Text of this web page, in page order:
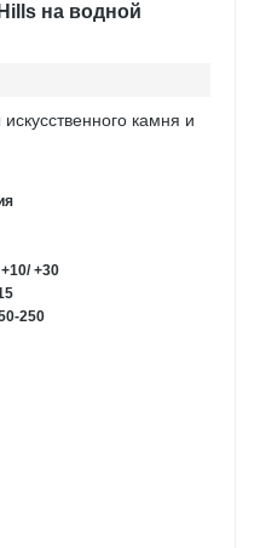
на водной
камня и
+10/ +30
250